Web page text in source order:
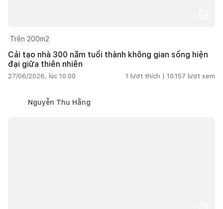
Trên 200m2
Cải tạo nhà 300 năm tuổi thành không gian sống hiện
đại giữa thiên nhiên
27/06/2026, lúc 10:00 1 lượt thích | 10.157 lượt xem
Nguyễn Thu Hằng